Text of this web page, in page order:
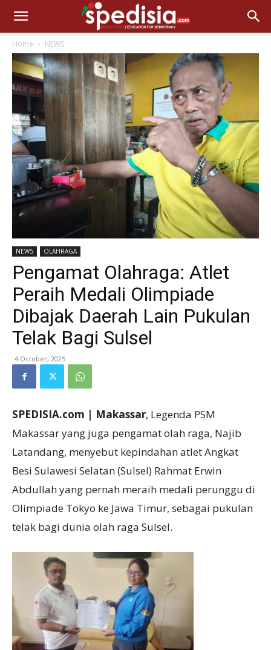
Home NEWS
NEWS OLAHRAGA
Pengamat Olahraga: Atlet
Peraih Medali Olimpiade
Dibajak Daerah Lain Pukulan
Telak Bagi Sulsel
4 October, 2025
SPEDISIA.com | Makassar, Legenda PSM
Makassar yang juga pengamat olah raga, Najib
Latandang, menyebut kepindahan atlet Angkat
Besi Sulawesi Selatan (Sulsel) Rahmat Erwin
Abdullah yang pernah meraih medali perunggu di
Olimpiade Tokyo ke Jawa Timur, sebagai pukulan
telak bagi dunia olah raga Sulsel.